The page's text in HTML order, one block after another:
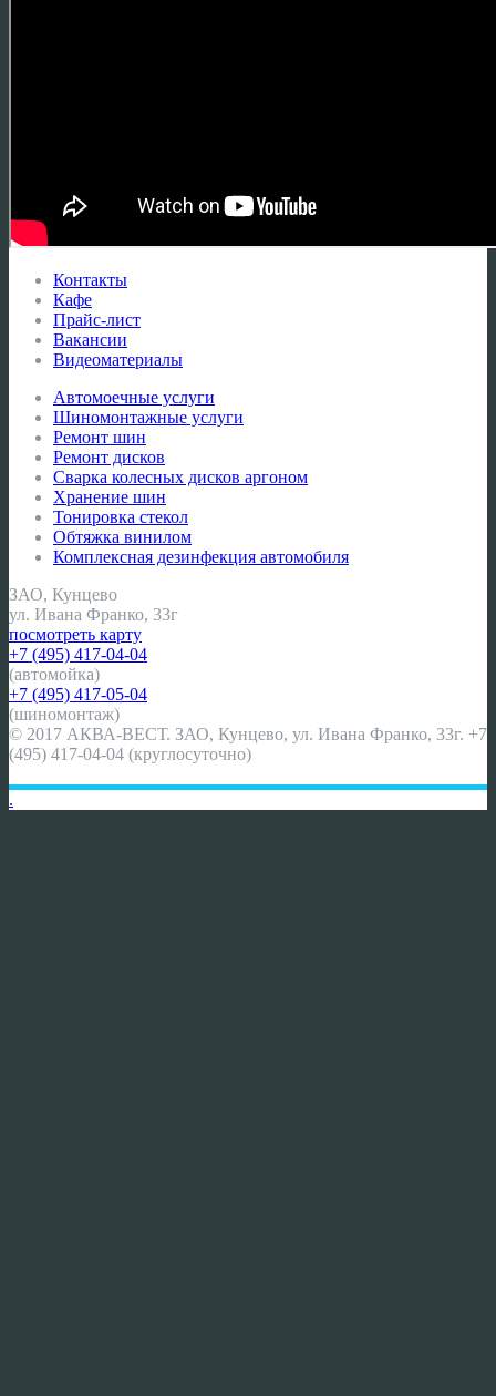
Контакты
Кафе
Прайс-лист
Вакансии
Видеоматериалы
Автомоечные услуги
Шиномонтажные услуги
Ремонт шин
Ремонт дисков
Сварка колесных дисков аргоном
Хранение шин
Тонировка стекол
Обтяжка винилом
Комплексная дезинфекция автомобиля
ЗАО, Кунцево
ул. Ивана Франко, 33г
посмотреть карту
+7 (495) 417-04-04
(автомойка)
+7 (495) 417-05-04
(шиномонтаж)
© 2017 АКВА-ВЕСТ. ЗАО, Кунцево, ул. Ивана Франко, 33г. +7
(495) 417-04-04 (круглосуточно)
.